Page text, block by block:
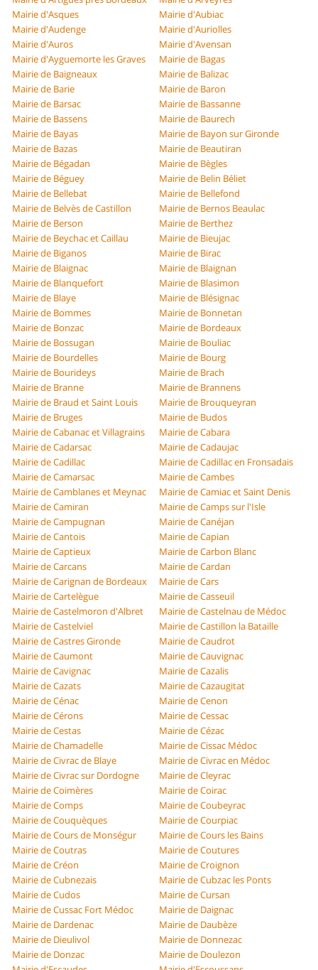
Mairie d'Asques
Mairie d'Aubiac
Mairie d'Audenge
Mairie d'Auriolles
Mairie d'Auros
Mairie d'Avensan
Mairie d'Ayguemorte les Graves
Mairie de Bagas
Mairie de Baigneaux
Mairie de Balizac
Mairie de Barie
Mairie de Baron
Mairie de Barsac
Mairie de Bassanne
Mairie de Bassens
Mairie de Baurech
Mairie de Bayas
Mairie de Bayon sur Gironde
Mairie de Bazas
Mairie de Beautiran
Mairie de Bégadan
Mairie de Bègles
Mairie de Béguey
Mairie de Belin Béliet
Mairie de Bellebat
Mairie de Bellefond
Mairie de Belvès de Castillon
Mairie de Bernos Beaulac
Mairie de Berson
Mairie de Berthez
Mairie de Beychac et Caillau
Mairie de Bieujac
Mairie de Biganos
Mairie de Birac
Mairie de Blaignac
Mairie de Blaignan
Mairie de Blanquefort
Mairie de Blasimon
Mairie de Blaye
Mairie de Blésignac
Mairie de Bommes
Mairie de Bonnetan
Mairie de Bonzac
Mairie de Bordeaux
Mairie de Bossugan
Mairie de Bouliac
Mairie de Bourdelles
Mairie de Bourg
Mairie de Bourideys
Mairie de Brach
Mairie de Branne
Mairie de Brannens
Mairie de Braud et Saint Louis
Mairie de Brouqueyran
Mairie de Bruges
Mairie de Budos
Mairie de Cabanac et Villagrains
Mairie de Cabara
Mairie de Cadarsac
Mairie de Cadaujac
Mairie de Cadillac
Mairie de Cadillac en Fronsadais
Mairie de Camarsac
Mairie de Cambes
Mairie de Camblanes et Meynac
Mairie de Camiac et Saint Denis
Mairie de Camiran
Mairie de Camps sur l'Isle
Mairie de Campugnan
Mairie de Canéjan
Mairie de Cantois
Mairie de Capian
Mairie de Captieux
Mairie de Carbon Blanc
Mairie de Carcans
Mairie de Cardan
Mairie de Carignan de Bordeaux
Mairie de Cars
Mairie de Cartelègue
Mairie de Casseuil
Mairie de Castelmoron d'Albret
Mairie de Castelnau de Médoc
Mairie de Castelviel
Mairie de Castillon la Bataille
Mairie de Castres Gironde
Mairie de Caudrot
Mairie de Caumont
Mairie de Cauvignac
Mairie de Cavignac
Mairie de Cazalis
Mairie de Cazats
Mairie de Cazaugitat
Mairie de Cénac
Mairie de Cenon
Mairie de Cérons
Mairie de Cessac
Mairie de Cestas
Mairie de Cézac
Mairie de Chamadelle
Mairie de Cissac Médoc
Mairie de Civrac de Blaye
Mairie de Civrac en Médoc
Mairie de Civrac sur Dordogne
Mairie de Cleyrac
Mairie de Coimères
Mairie de Coirac
Mairie de Comps
Mairie de Coubeyrac
Mairie de Couquèques
Mairie de Courpiac
Mairie de Cours de Monségur
Mairie de Cours les Bains
Mairie de Coutras
Mairie de Coutures
Mairie de Créon
Mairie de Croignon
Mairie de Cubnezais
Mairie de Cubzac les Ponts
Mairie de Cudos
Mairie de Cursan
Mairie de Cussac Fort Médoc
Mairie de Daignac
Mairie de Dardenac
Mairie de Daubèze
Mairie de Dieulivol
Mairie de Donnezac
Mairie de Donzac
Mairie de Doulezon